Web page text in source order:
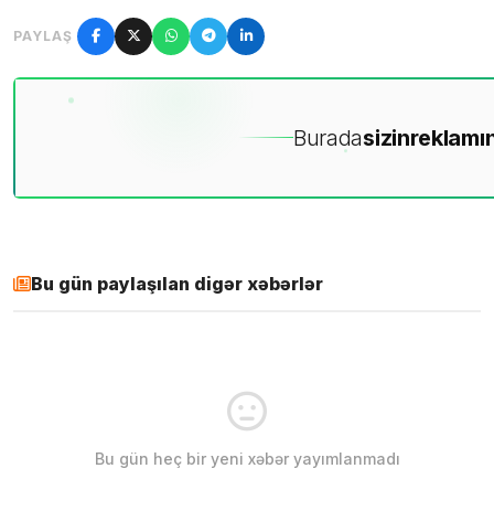
PAYLAŞ
Buradasizin
Bu gün paylaşılan digər xəbərlər
Bu gün heç bir yeni xəbər yayımlanmadı